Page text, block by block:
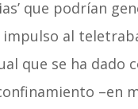
que podrían
al
que se ha dado
–en